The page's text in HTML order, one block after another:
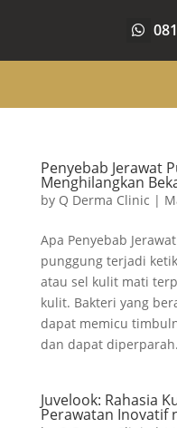
Penyebab Jerawat
Menghilangkan
by Q Derma Clinic |
Apa Penyebab
punggung terjadi
atau sel kulit mati
kulit. Bakteri yang
dapat memicu
dan dapat
Juvelook: Rahasia
Perawatan Inovatif